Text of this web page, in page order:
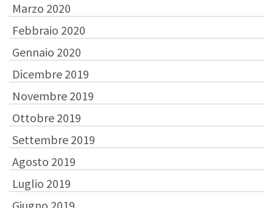
Marzo 2020
Febbraio 2020
Gennaio 2020
Dicembre 2019
Novembre 2019
Ottobre 2019
Settembre 2019
Agosto 2019
Luglio 2019